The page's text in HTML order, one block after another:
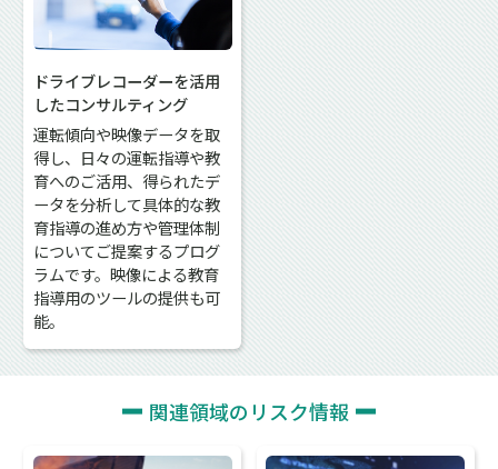
ドライブレコーダーを活用
したコンサルティング
運転傾向や映像データを取
得し、日々の運転指導や教
育へのご活用、得られたデ
ータを分析して具体的な教
育指導の進め方や管理体制
についてご提案するプログ
ラムです。映像による教育
指導用のツールの提供も可
能。
関連領域のリスク情報